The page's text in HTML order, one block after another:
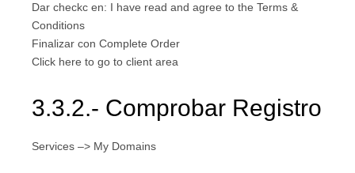
Dar checkc en: I have read and agree to the Terms &
Conditions
Finalizar con Complete Order
Click here to go to client area
3.3.2.- Comprobar Registro
Services –> My Domains